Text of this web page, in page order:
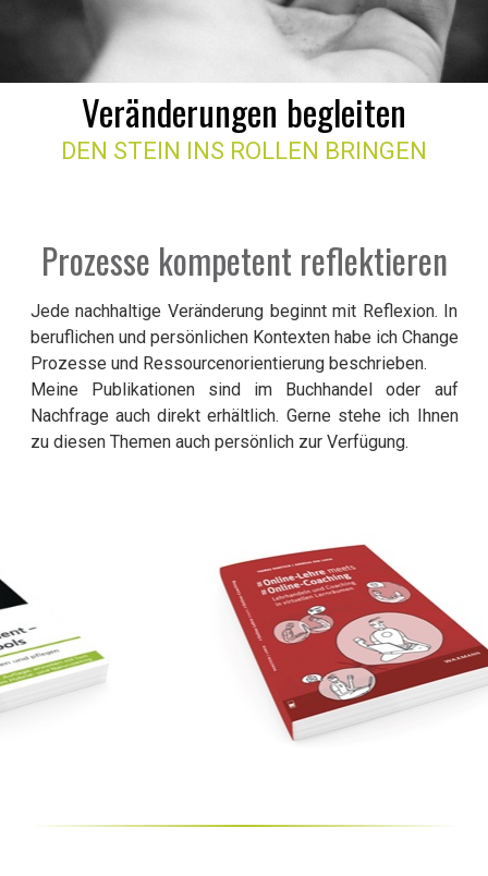
Veränderungen begleiten
DEN STEIN INS ROLLEN BRINGEN
Prozesse kompetent reflektieren
Jede nachhaltige Veränderung beginnt mit Reflexion. In
beruflichen und persönlichen Kontexten habe ich Change
Prozesse und Ressourcenorientierung beschrieben.
Meine Publikationen sind im Buchhandel oder auf
Nachfrage auch direkt erhältlich. Gerne stehe ich Ihnen
zu diesen Themen auch persönlich zur Verfügung.